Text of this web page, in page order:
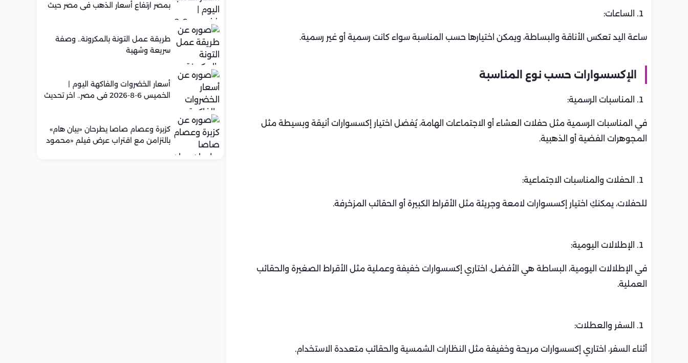
الساعات:
ساعة اليد تعكس الأناقة والبساطة، ويمكن اختيارها حسب المناسبة سواء كانت رسمية أو غير رسمية.
الإكسسوارات حسب نوع المناسبة
المناسبات الرسمية:
في المناسبات الرسمية مثل حفلات العشاء أو الاجتماعات الهامة، يُفضل اختيار إكسسوارات أنيقة وبسيطة مثل
المجوهرات الفضية أو الذهبية.
الحفلات والمناسبات الاجتماعية:
للحفلات، يمكنكِ اختيار إكسسوارات لامعة وجريئة مثل الأقراط الكبيرة أو الحقائب المزخرفة.
الإطلالات اليومية:
في الإطلالات اليومية، البساطة هي الأفضل. اختاري إكسسوارات خفيفة وعملية مثل الأقراط الصغيرة والحقائب
العملية.
السفر والعطلات:
أثناء السفر، اختاري إكسسوارات مريحة وخفيفة مثل النظارات الشمسية والحقائب متعددة الاستخدام.
بمصر ارتفاع أسعار الذهب في مصر حيث
طريقة عمل التونة بالمكرونة.. وصفة
سريعة وشهية
أسعار الخضروات والفاكهة اليوم |
الخميس 6-8-2026 في مصر.. اخر تحديث
كزبرة وعصام صاصا يطرحان «بيان هام»
بالتزامن مع اقتراب عرض فيلم «محمود